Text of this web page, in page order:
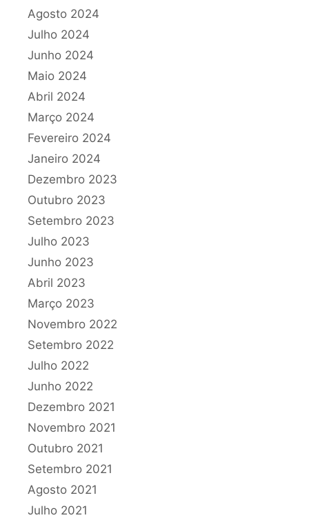
Agosto 2024
Julho 2024
Junho 2024
Maio 2024
Abril 2024
Março 2024
Fevereiro 2024
Janeiro 2024
Dezembro 2023
Outubro 2023
Setembro 2023
Julho 2023
Junho 2023
Abril 2023
Março 2023
Novembro 2022
Setembro 2022
Julho 2022
Junho 2022
Dezembro 2021
Novembro 2021
Outubro 2021
Setembro 2021
Agosto 2021
Julho 2021